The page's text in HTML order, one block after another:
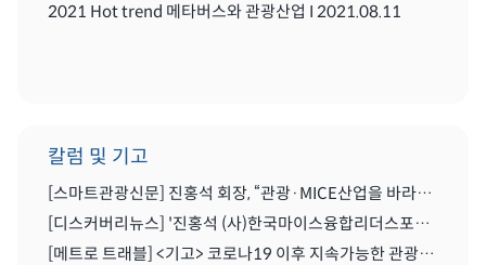
2021 Hot trend 메타버스와 관광산업 I 2021.08.11
칼럼 및 기고
[스마트관광신문] 진홍석 회장, “관광·MICE산업을 바라보는 가치의 전환을 위해 노력이 필요한 시기” | 2021.04.29
[디스커버리뉴스] '진홍석 (사)한국마이스융합리더스포럼 회장',"코로나를 또다른 기회로" | 2020.07.06
[메트로 트래블] <기고> 코로나19 이후 지속가능한 관광마이스산업과 'MICE 5.0' | 2020.06.28